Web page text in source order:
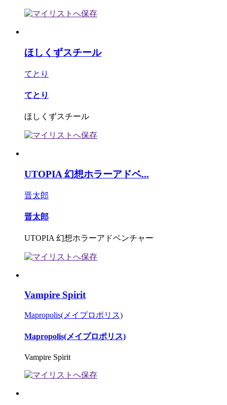
ほしくずスチール
てとり
てとり
ほしくずスチール
UTOPIA 幻想ホラーアドベ...
晋太郎
晋太郎
UTOPIA 幻想ホラーアドベンチャー
Vampire Spirit
Mapropolis(メイプロポリス)
Mapropolis(メイプロポリス)
Vampire Spirit